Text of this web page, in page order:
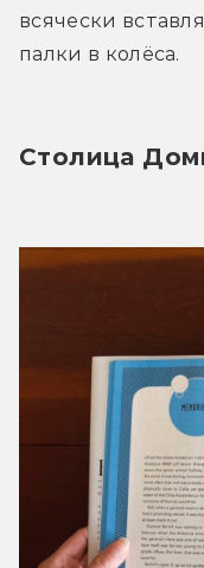
всячески
палки в колёса.
Столица